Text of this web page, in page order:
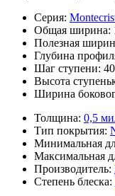
Серия:
Общая ширина:
Полезная
Глубина
Шаг ступени:
Высота
Ширина
Толщина: 0,5
Тип покрытия:
Минимальная
Максимальная
Производитель:
Степень блеска: